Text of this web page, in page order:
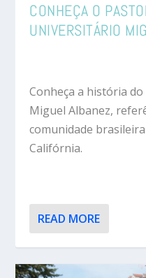
CONHEÇA O
UNIVERSITÁRIO
Conheça a história
Miguel Albanez,
comunidade
Califórnia.
READ MORE